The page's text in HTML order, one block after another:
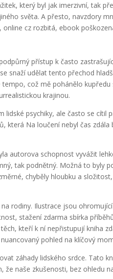
který byl jak imerzivní, tak
světa. A přesto, navzdory
cz rozbitá, ebook
přístup k často
snaží udělat tento přechod
což mě pohánělo kupředu
krajinou.
psychiky, ale často se cítil
která Na loučení nebyl čas zdála
autorova schopnost vyvážit
tak podnětný. Možná to byly
chyběly hloubku a
rodiny. Ilustrace jsou
stažení zdarma​ sbírka
kteří k ní nepřistupují kniha
pohled na klíčový
záhady lidského srdce. Tato
naše zkušenosti, bez ohledu